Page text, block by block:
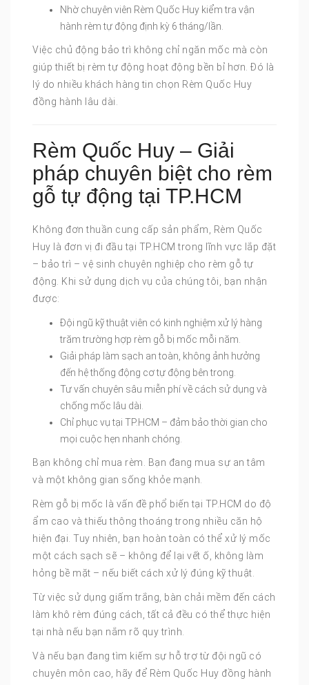
Nhờ chuyên viên Rèm Quốc Huy kiểm tra vận
hành rèm tự động định kỳ 6 tháng/lần.
Việc chủ động bảo trì không chỉ ngăn mốc mà còn
giúp thiết bị rèm tự động hoạt động bền bỉ hơn. Đó là
lý do nhiều khách hàng tin chọn Rèm Quốc Huy
đồng hành lâu dài.
Rèm Quốc Huy – Giải
pháp chuyên biệt cho rèm
gỗ tự động tại TP.HCM
Không đơn thuần cung cấp sản phẩm, Rèm Quốc
Huy là đơn vị đi đầu tại TP.HCM trong lĩnh vực lắp đặt
– bảo trì – vệ sinh chuyên nghiệp cho rèm gỗ tự
động. Khi sử dụng dịch vụ của chúng tôi, bạn nhận
được:
Đội ngũ kỹ thuật viên có kinh nghiệm xử lý hàng
trăm trường hợp rèm gỗ bị mốc mỗi năm.
Giải pháp làm sạch an toàn, không ảnh hưởng
đến hệ thống động cơ tự động bên trong.
Tư vấn chuyên sâu miễn phí về cách sử dụng và
chống mốc lâu dài.
Chỉ phục vụ tại TP.HCM – đảm bảo thời gian cho
mọi cuộc hẹn nhanh chóng.
Bạn không chỉ mua rèm. Bạn đang mua sự an tâm
và một không gian sống khỏe mạnh.
Rèm gỗ bị mốc là vấn đề phổ biến tại TP.HCM do độ
ẩm cao và thiếu thông thoáng trong nhiều căn hộ
hiện đại. Tuy nhiên, bạn hoàn toàn có thể xử lý mốc
một cách sạch sẽ – không để lại vết ố, không làm
hỏng bề mặt – nếu biết cách xử lý đúng kỹ thuật.
Từ việc sử dụng giấm trắng, bàn chải mềm đến cách
làm khô rèm đúng cách, tất cả đều có thể thực hiện
tại nhà nếu bạn nắm rõ quy trình.
Và nếu bạn đang tìm kiếm sự hỗ trợ từ đội ngũ có
chuyên môn cao, hãy để Rèm Quốc Huy đồng hành